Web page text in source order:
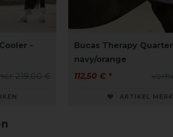
-
219,00 €
Bucas Therapy
navy/orange
112,50 € *
ARTIKEL